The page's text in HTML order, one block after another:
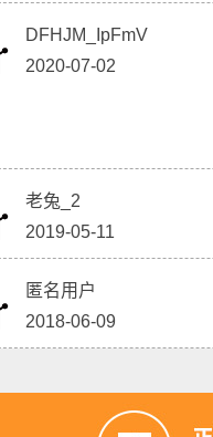
DFHJM_IpFmV
2020-07-02
老兔_2
2019-05-11
匿名用户
2018-06-09